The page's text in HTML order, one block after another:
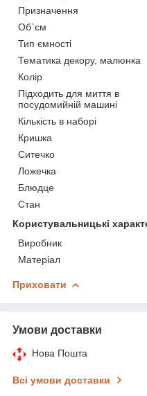
Призначення
Об`єм
Тип ємності
Тематика декору, малюнка
Колір
Підходить для миття в
посудомийній машині
Кількість в наборі
Кришка
Ситечко
Ложечка
Блюдце
Стан
Користувальницькі
Виробник
Матеріал
Приховати
Умови доставки
Нова Пошта
Всі умови доставки